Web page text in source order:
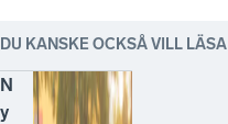
DU KANSKE OCKSÅ VILL LÄSA
N
y